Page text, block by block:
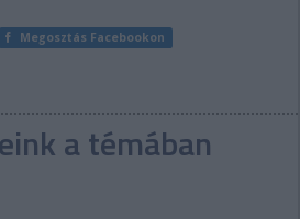
Megosztás Facebookon
a témában